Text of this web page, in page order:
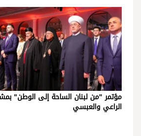
مؤتمر "من لبنان الساحة إلى الوطن"
الراعي والعبسي